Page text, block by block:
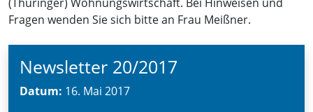
Fragen wenden Sie sich bitte an Frau Meißner.
Newsletter 20/2017
Datum: 16. Mai 2017